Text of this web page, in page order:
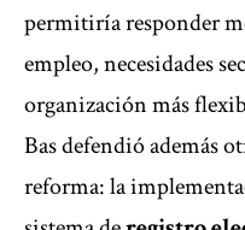
permitiría responder
empleo, necesidades
organización más
Bas defendió además
reforma: la